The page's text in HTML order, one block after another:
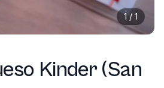
1/ 1
Kinder (San